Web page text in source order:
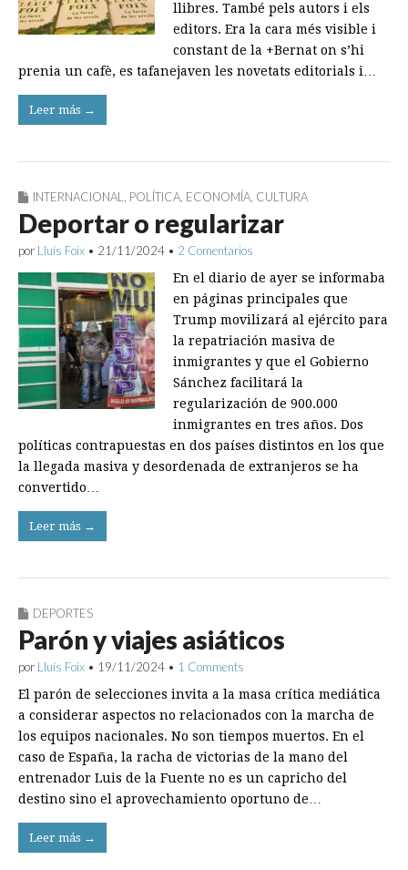
llibres. També pels autors i els
editors. Era la cara més visible i
constant de la +Bernat on s’hi
prenia un cafè, es tafanejaven les novetats editorials i…
Leer más →
INTERNACIONAL POLÍTICA ECONOMÍA CULTURA
Deportar o regularizar
por Lluís Foix • 21/11/2024 • 2 Comentarios
En el diario de ayer se informaba
en páginas principales que
Trump movilizará al ejército para
la repatriación masiva de
inmigrantes y que el Gobierno
Sánchez facilitará la
regularización de 900.000
inmigrantes en tres años. Dos
políticas contrapuestas en dos países distintos en los que
la llegada masiva y desordenada de extranjeros se ha
convertido…
Leer más →
DEPORTES
Parón y viajes asiáticos
por Lluís Foix • 19/11/2024 • 1 Comments
El parón de selecciones invita a la masa crítica mediática
a considerar aspectos no relacionados con la marcha de
los equipos nacionales. No son tiempos muertos. En el
caso de España, la racha de victorias de la mano del
entrenador Luis de la Fuente no es un capricho del
destino sino el aprovechamiento oportuno de…
Leer más →